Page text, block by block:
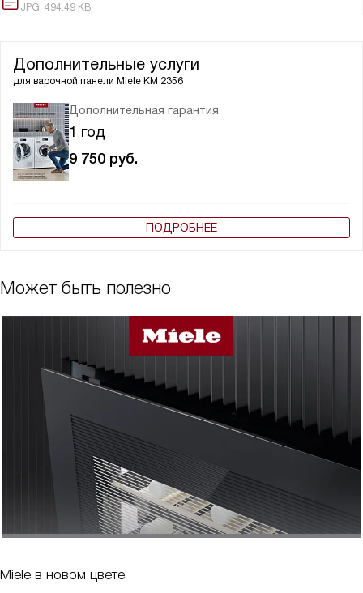
JPG, 494.49 KB
Дополнительные услуги
для варочной панели Miele KM 2356
Дополнительная гарантия
1 год
9 750 руб.
ПОДРОБНЕЕ
Может быть полезно
Miele в новом цвете